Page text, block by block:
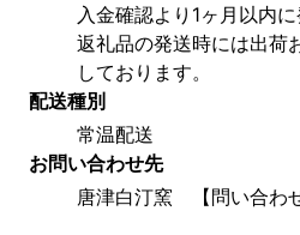
入金確認より1ヶ月以内に
返礼品の発送時には出荷
しております。
配送種別
常温配送
お問い合わせ先
唐津白汀窯　【問い合